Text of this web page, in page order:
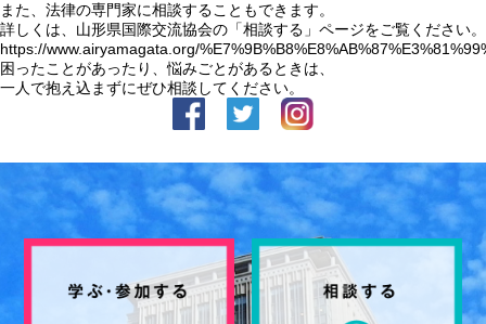
また、法律の専門家に相談することもできます。
詳しくは、山形県国際交流協会の「相談する」ページをご覧ください。
https://www.airyamagata.org/
困ったことがあったり、悩みごとがあるときは、
一人で抱え込まずにぜひ相談してください。
facebook Twitter